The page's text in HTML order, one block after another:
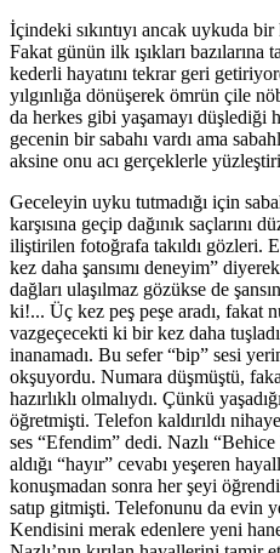
İçindeki sıkıntıyı ancak uykuda
Fakat günün ilk ışıkları
kederli hayatını tekrar geri
yılgınlığa dönüşerek ömrün çile
da herkes gibi yaşamayı düşlediği
gecenin bir sabahı vardı ama
aksine onu acı gerçeklerle
Geceleyin uyku tutmadığı için
karşısına geçip dağınık saçlarını
iliştirilen fotoğrafa takıldı gözleri.
kez daha şansımı deneyim”
dağları ulaşılmaz gözükse de
ki!... Üç kez peş peşe aradı, fakat
vazgeçecekti ki bir kez daha
inanamadı. Bu sefer “bip” sesi
okşuyordu. Numara düşmüştü,
hazırlıklı olmalıydı. Çünkü
öğretmişti. Telefon kaldırıldı
ses “Efendim” dedi. Nazlı
aldığı “hayır” cevabı yeşeren
konuşmadan sonra her şeyi
satıp gitmişti. Telefonunu da evin
Kendisini merak edenlere yeni